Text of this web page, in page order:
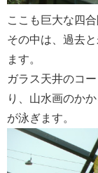
ここも巨大な四
その中は、過去
ます。
ガラス天井のコ
り、山水画のか
が泳ぎます。